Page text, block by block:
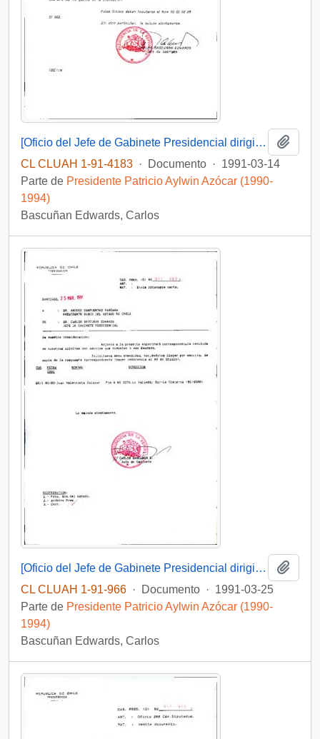
[Oficio del Jefe de Gabinete Presidencial dirigido al Ministro de Hacienda, Alejandro Foxley, referente a financiamiento para el Hogar de Cristo]
CL CLUAH 1-91-4183 · Documento · 1991-03-14
Parte de Presidente Patricio Aylwin Azócar (1990-
1994)
Bascuñan Edwards, Carlos
[Oficio del Jefe de Gabinete Presidencial dirigido al Presidente del Banco del Estado de Chile sobre solicitudes de particulares]
CL CLUAH 1-91-966 · Documento · 1991-03-25
Parte de Presidente Patricio Aylwin Azócar (1990-
1994)
Bascuñan Edwards, Carlos